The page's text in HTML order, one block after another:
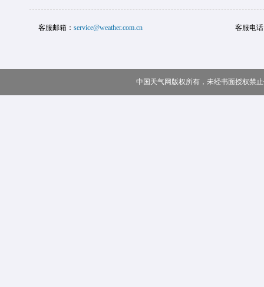
客服邮箱： service@weather.com.cn 客服电
中国天气网版权所有，未经书面授权